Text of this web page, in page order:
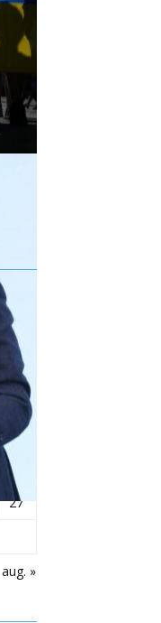
D
aug. »
6
13
20
27